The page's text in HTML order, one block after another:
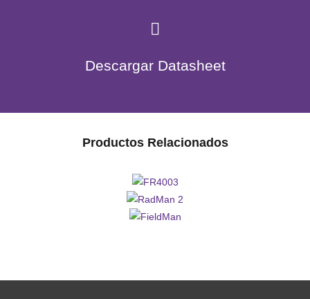
Descargar Datasheet
Productos Relacionados
FR4003
RadMan